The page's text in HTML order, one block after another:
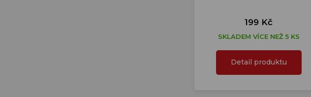
199 Kč
SKLADEM VÍCE NEŽ 5 KS
Detail produktu